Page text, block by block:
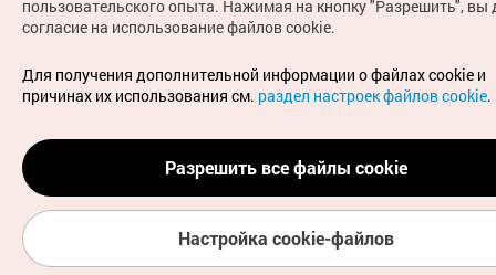
(с) Национальная организация туризма Кореи Все
права защищены
Для извещения об ошибках и проблемах, связанных с
работой веб-сайта, направляйте ваши запросы на
официальный адрес электронной почты
russian@knto.or.kr
пользовательского опыта. Нажимая на кнопку "Разрешить", вы
согласие на использование файлов cookie.
Для получения дополнительной информации о файлах cookie и
причинах их использования см. раздел настроек файлов cookie.
Разрешить все файлы cookie
Настройка cookie-файлов